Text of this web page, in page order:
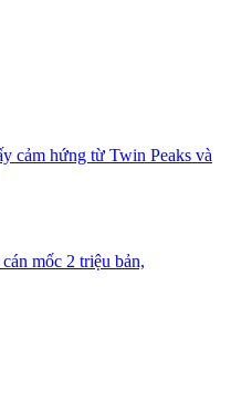
cảm hứng từ Twin Peaks và
mốc 2 triệu bản,